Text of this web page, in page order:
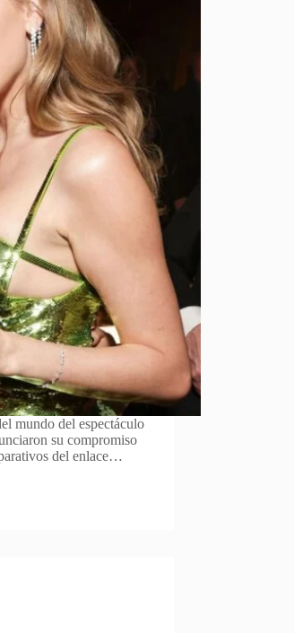
mundo del espectáculo
su compromiso
del enlace…